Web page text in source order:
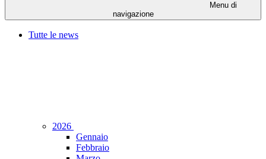
Menu di
navigazione
Tutte le news
2026
Gennaio
Febbraio